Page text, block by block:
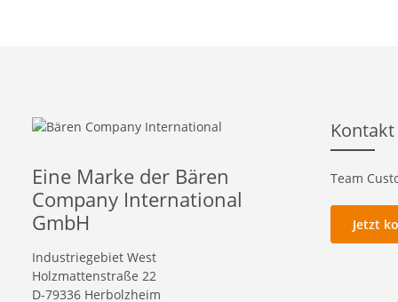
Eine Marke der Bären
Company International
GmbH
Industriegebiet West
Holzmattenstraße 22
D-79336 Herbolzheim
Team
Jetzt